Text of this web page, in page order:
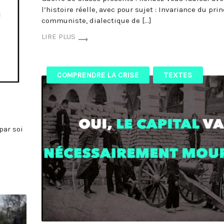
soi
l’histoire réelle, avec pour sujet : Invariance du
communiste, dialectique de […]
LIRE PLUS
COMPRENDRE LA CRISE TEXTES